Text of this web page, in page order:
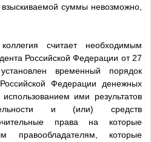
суммы невозможно,
считает необходимым
Российской Федерации от 27
временный порядок
Федерации денежных
ими результатов
и (или) средств
права на которые
правообладателям, которые